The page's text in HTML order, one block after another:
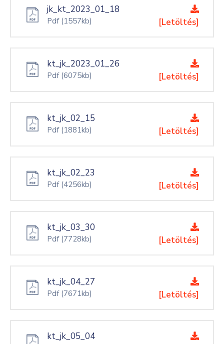
jk_kt_2023_01_18
Pdf (1557kb) [Letöltés]
kt_jk_2023_01_26
Pdf (6075kb) [Letöltés]
kt_jk_02_15
Pdf (1881kb) [Letöltés]
kt_jk_02_23
Pdf (4256kb) [Letöltés]
kt_jk_03_30
Pdf (7728kb) [Letöltés]
kt_jk_04_27
Pdf (7671kb) [Letöltés]
kt_jk_05_04